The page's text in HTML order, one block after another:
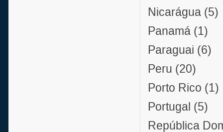
Nicarágua (5)
Panamá (1)
Paraguai (6)
Peru (20)
Porto Rico (1)
Portugal (5)
República